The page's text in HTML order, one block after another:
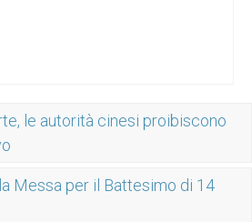
le autorità cinesi proibiscono
Messa per il Battesimo di 14